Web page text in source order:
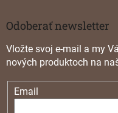
Odoberať newsletter
Vložte svoj e-mail a my
nových produktoch na
Email